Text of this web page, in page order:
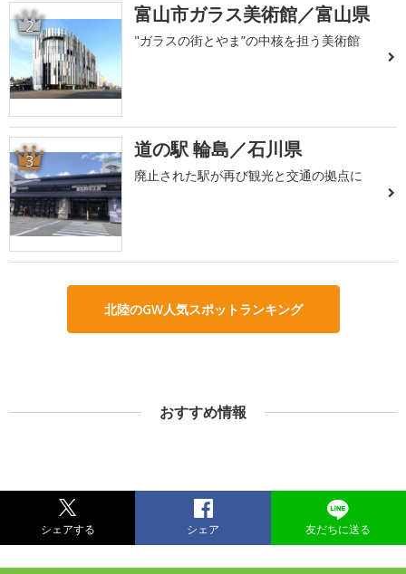
2 富山市ガラス美術館／富山県
"ガラスの街とやま”の中核を担う美術館
3 道の駅 輪島／石川県
廃止された駅が再び観光と交通の拠点に
北陸のGW人気スポットランキング
おすすめ情報
シェアする シェア 友だちに送る